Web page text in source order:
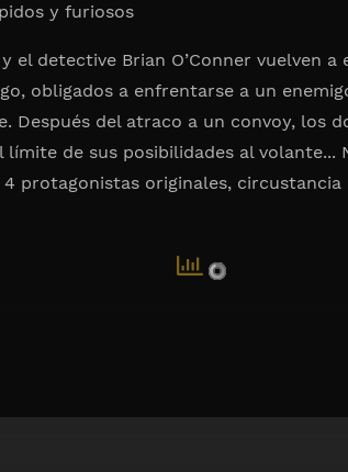
y furiosos
el detective Brian O’Conner vuelven
obligados a enfrentarse a un
Después del atraco a un convoy, los
de sus posibilidades al volante...
protagonistas originales,